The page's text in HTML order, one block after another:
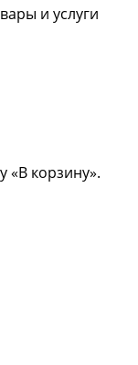
и услуги
«В корзину».